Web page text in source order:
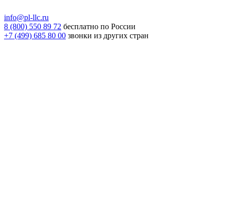
info@pl-llc.ru
8 (800) 550 89 72 бесплатно по России
+7 (499) 685 80 00 звонки из других стран